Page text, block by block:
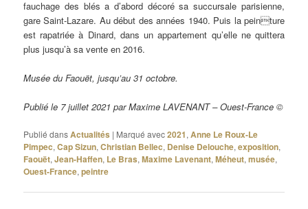
fauchage des blés a d’abord décoré sa succursale parisienne,
gare Saint-Lazare. Au début des années 1940. Puis la peinture
est rapatriée à Dinard, dans un appartement qu’elle ne quittera
plus jusqu’à sa vente en 2016.
Musée du Faouët, jusqu’au 31 octobre.
Publié le 7 juillet 2021 par Maxime LAVENANT – Ouest-France ©
Publié dansActualités | Marqué avec2021,Anne Le Roux-Le
Pimpec,Cap Sizun,Christian Bellec, Denise Delouche,exposition,
Faouët,Jean-Haffen, Le Bras,Maxime Lavenant,Méheut,musée,
Ouest-France,peintre